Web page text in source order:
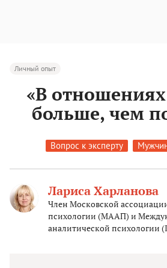
Личный опыт
«В
больше, чем
Вопрос к эксперту
Лариса Харланова
Член Московской
психологии (МААП) и
аналитической психологии